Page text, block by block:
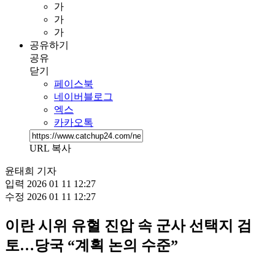
가
가
가
공유하기
공유
닫기
페이스북
네이버블로그
엑스
카카오톡
URL 복사
윤태희 기자
입력 2026 01 11 12:27
수정 2026 01 11 12:27
이란 시위 유혈 진압 속 군사 선택지 검
토…당국 “계획 논의 수준”